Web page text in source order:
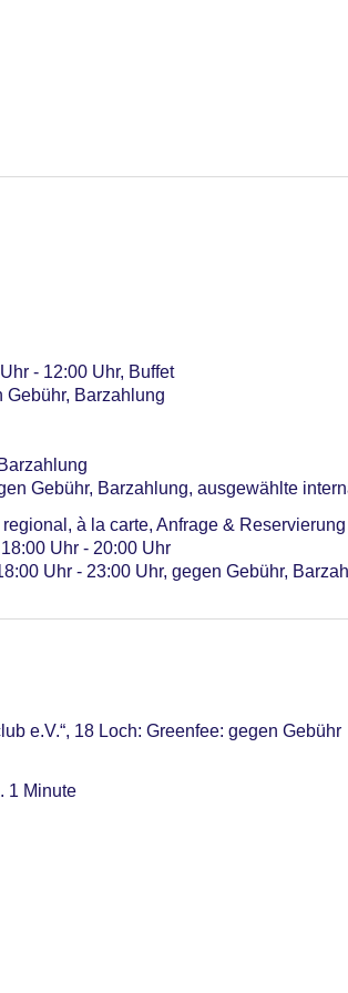
Gebühr, Outdoor, im Wellnessbereich,
EC Karte/Maestro
ohne Gebühr
Tageslicht,
- 12:00 Uhr, Buffet
Gebühr, Barzahlung
Gebühr, Barzahlung, ausgewählte
à la carte, Anfrage &
Uhr - 20:00 Uhr
Uhr - 23:00 Uhr, gegen Gebühr,
e.V.“, 18 Loch: Greenfee: gegen Gebühr
1 Minute